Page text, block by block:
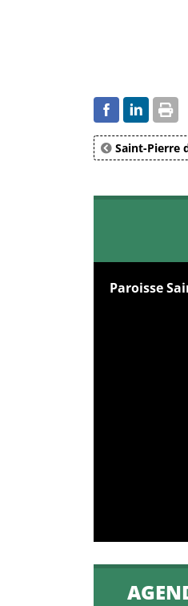
Saint-Pierre
Paroisse